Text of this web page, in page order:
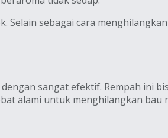
sebagai cara
sangat efektif. Rempah ini
alami untuk menghilangkan bau